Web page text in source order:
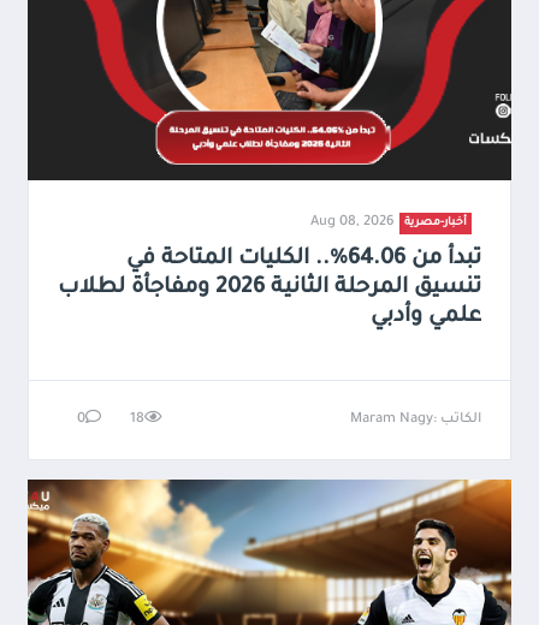
أخبار-مصرية Aug 08, 2026
تبدأ من 64.06%.. الكليات المتاحة في
تنسيق المرحلة الثانية 2026 ومفاجأة لطلاب
علمي وأدبي
الكاتب :Maram Nagy 18
0